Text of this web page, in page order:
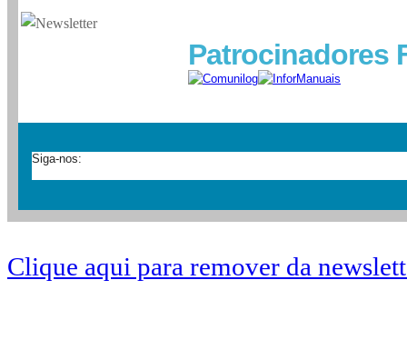
Patrocinadores
Siga-nos:
Clique aqui para remover da